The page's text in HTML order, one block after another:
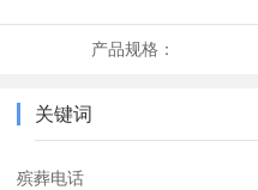
产品规格：
关键词
殡葬电话